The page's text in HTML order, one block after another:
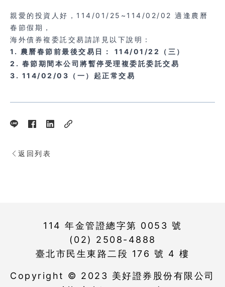
親愛的投資人好，114/01/25~114/02/02 適逢農曆
春節假期，
海外債券複委託交易請詳見以下說明：
1. 農曆春節前最後交易日： 114/01/22（三）
2. 春節期間本公司將暫停受理複委託委託交易
3. 114/02/03（一）起正常交易
返回列表
114 年金管證總字第 0053 號
(02) 2508-4888
臺北市民生東路二段 176 號 4 樓
Copyright © 2023 美好證券股份有限公司